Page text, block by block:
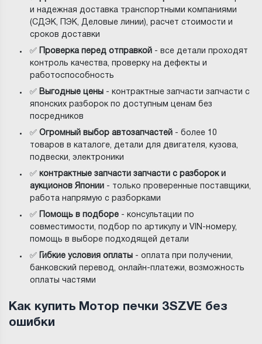
и надежная доставка транспортными компаниями
(СДЭК, ПЭК, Деловые линии), расчет стоимости и
сроков доставки
✅ Проверка перед отправкой - все детали проходят
контроль качества, проверку на дефекты и
работоспособность
✅ Выгодные цены - контрактные запчасти запчасти с
японских разборок по доступным ценам без
посредников
✅Огромный выбор автозапчастей - более 10
товаров в каталоге, детали для двигателя, кузова,
подвески, электроники
✅ контрактные запчасти запчасти с разборок и
аукционов Японии - только проверенные поставщики,
работа напрямую с разборками
✅ Помощь в подборе - консультации по
совместимости, подбор по артикулу и VIN-номеру,
помощь в выборе подходящей детали
✅ Гибкие условия оплаты - оплата при получении,
банковский перевод, онлайн-платежи, возможность
оплаты частями
Как купить Мотор печки 3SZVE без
ошибки